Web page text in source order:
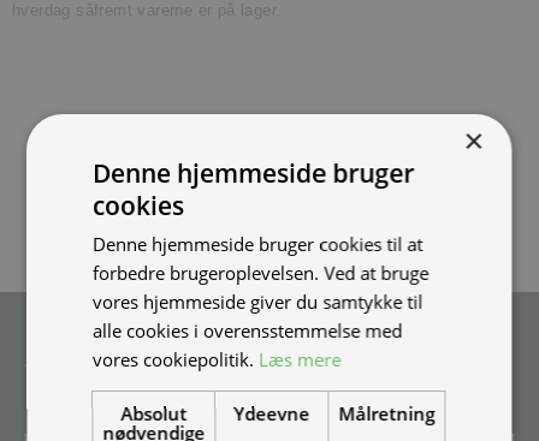
hverdag såfremt varerne er på lager.
Tilmeld nyhedsmail
Vær blandt de første til at modtage info om nye produkter, tilbud,
×
Denne hjemmeside bruger
cookies
Denne hjemmeside bruger cookies til at
forbedre brugeroplevelsen. Ved at bruge
vores hjemmeside giver du samtykke til
alle cookies i overensstemmelse med
vores cookiepolitik. Læs mere
Absolut
nødvendige
Ydeevne Målretning